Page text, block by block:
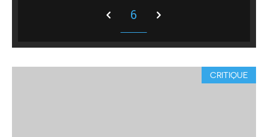
6
CRITIQUE